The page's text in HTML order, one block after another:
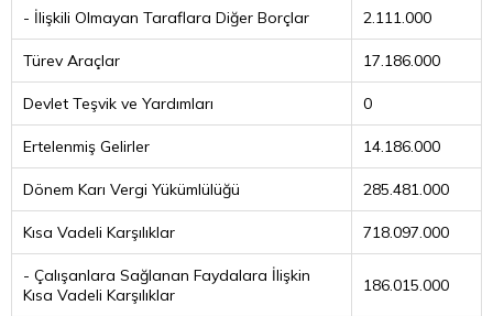
- İlişkili Olmayan Taraflara Diğer Borçlar 2.111.000
Türev Araçlar 17.186.000
Devlet Teşvik ve Yardımları 0
Ertelenmiş Gelirler 14.186.000
Dönem Karı Vergi Yükümlülüğü 285.481.000
Kısa Vadeli Karşılıklar 718.097.000
- Çalışanlara Sağlanan Faydalara İlişkin
Kısa Vadeli Karşılıklar
186.015.000